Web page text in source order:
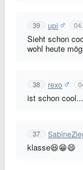
39 upi
Sieht schon
wohl heute
38 rexo
ist schon cool...
37
klasse😆😁😄